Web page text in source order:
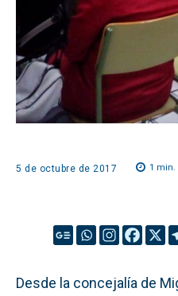
5 de octubre de 2017 1 min.
Desde la concejalía de